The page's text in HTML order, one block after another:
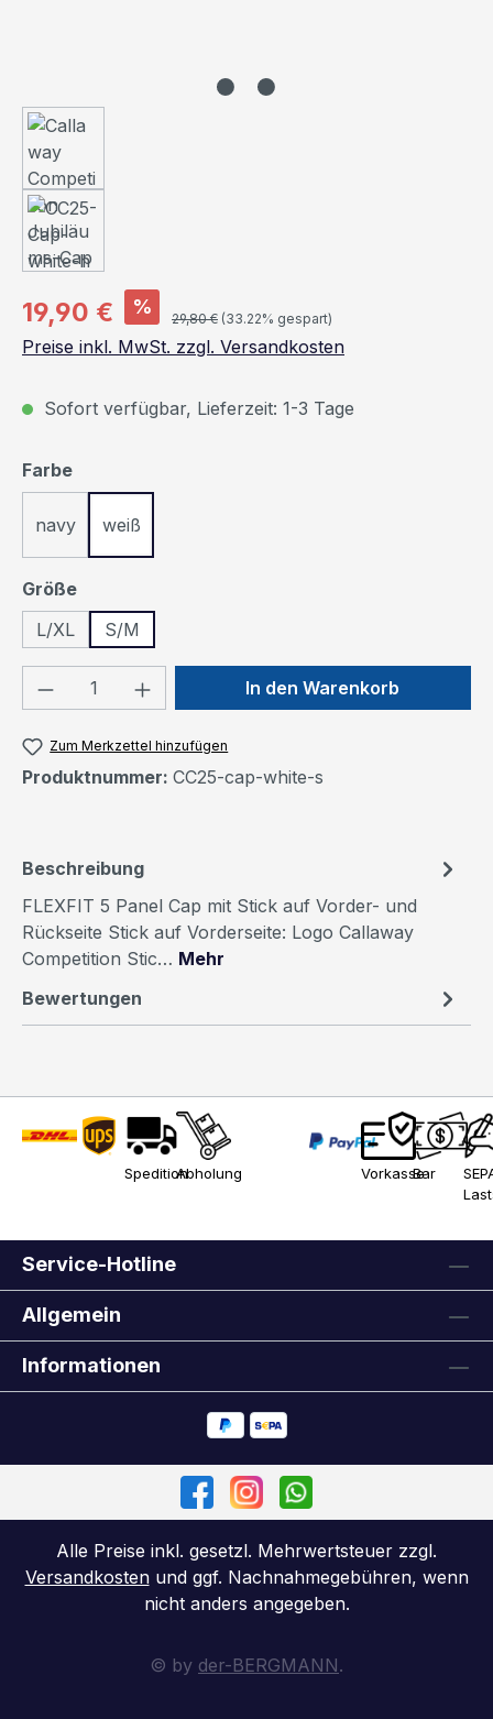
Verkaufspreis:
19,90 € % Regulärer Preis:
29,80 € (33.22% gespart)
Preise inkl. MwSt. zzgl. Versandkosten
Sofort verfügbar, Lieferzeit: 1-3 Tage
Farbeauswählen
navy weiß
Größeauswählen
L/XL
S/M
Produkt Anzahl: Gib denIn den Warenkorb
Zum Merkzettel hinzufügen
Produktnummer: CC25-cap-white-s
Beschreibung
FLEXFIT 5 Panel Cap mit Stick auf Vorder- und
Rückseite Stick auf Vorderseite: Logo Callaway
Competition Stic… Mehr
Bewertungen
SpeditionAbholung VorkasseBar
Service-Hotline
Allgemein
Informationen
Alle Preise inkl. gesetzl. Mehrwertsteuer zzgl.
Versandkostenund ggf. Nachnahmegebühren, wenn
nicht anders angegeben.
© by der-BERGMANN.